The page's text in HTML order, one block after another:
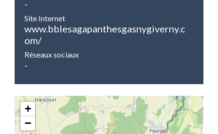
-
Site Internet
www.bblesagapanthesgasnygiverny.c
om/
Réseaux sociaux
-
+
−